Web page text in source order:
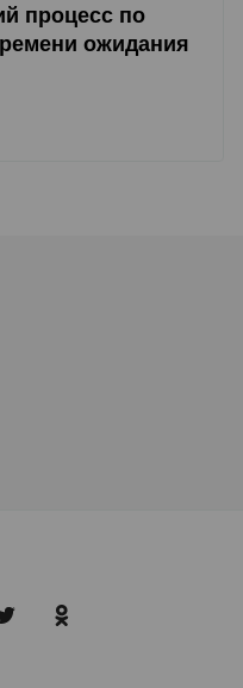
процесс по
ожидания